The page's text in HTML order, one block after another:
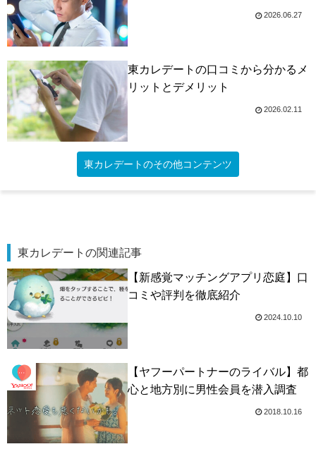
2026.06.27
東カレデートの口コミから分かるメ
リットとデメリット
2026.02.11
東カレデートのその他コンテンツ
東カレデートの関連記事
【新感覚マッチングアプリ恋庭】口
コミや評判を徹底紹介
2024.10.10
【ヤフーパートナーのライバル】都
心と地方別に男性会員を潜入調査
2018.10.16